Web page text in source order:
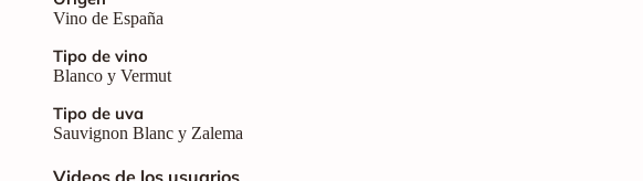
Vino de España
Tipo de vino
Blanco y Vermut
Tipo de uva
Sauvignon Blanc y Zalema
Videos de los usuarios